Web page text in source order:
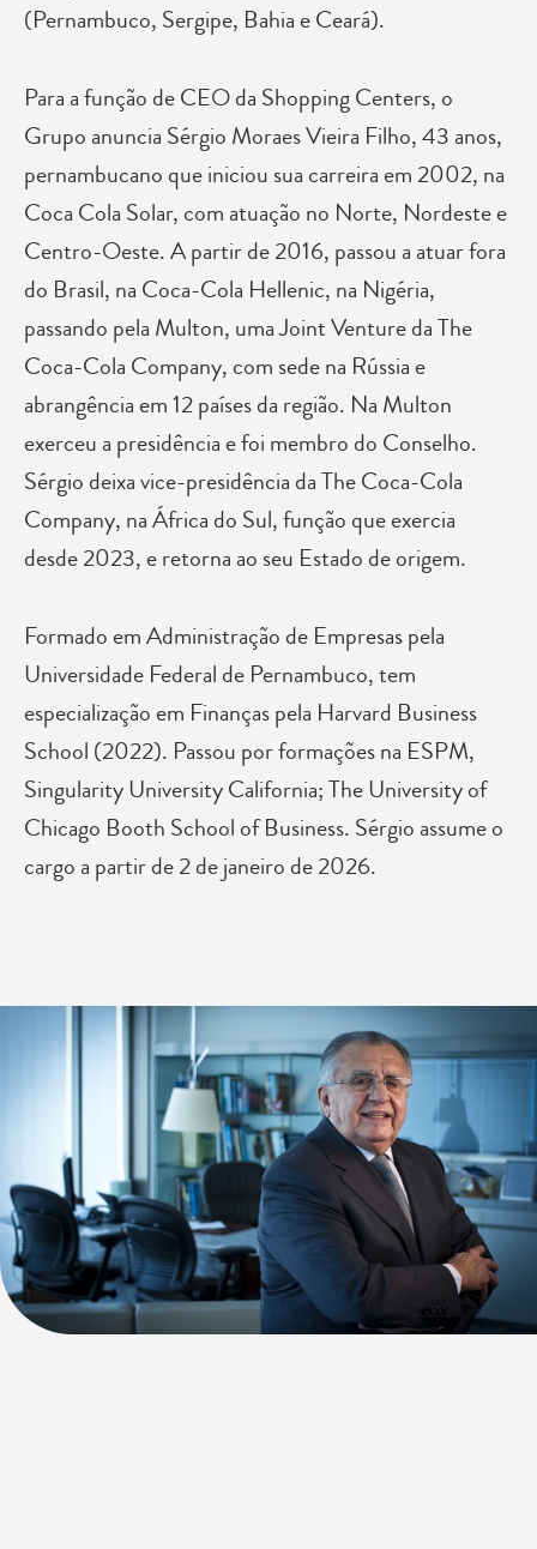
(Pernambuco, Sergipe, Bahia e Ceará).
Para a função de CEO da Shopping Centers, o
Grupo anuncia Sérgio Moraes Vieira Filho, 43 anos,
pernambucano que iniciou sua carreira em 2002, na
Coca Cola Solar, com atuação no Norte, Nordeste e
Centro-Oeste. A partir de 2016, passou a atuar fora
do Brasil, na Coca-Cola Hellenic, na Nigéria,
passando pela Multon, uma Joint Venture da The
Coca-Cola Company, com sede na Rússia e
abrangência em 12 países da região. Na Multon
exerceu a presidência e foi membro do Conselho.
Sérgio deixa vice-presidência da The Coca-Cola
Company, na África do Sul, função que exercia
desde 2023, e retorna ao seu Estado de origem.
Formado em Administração de Empresas pela
Universidade Federal de Pernambuco, tem
especialização em Finanças pela Harvard Business
School (2022). Passou por formações na ESPM,
Singularity University California; The University of
Chicago Booth School of Business. Sérgio assume o
cargo a partir de 2 de janeiro de 2026.